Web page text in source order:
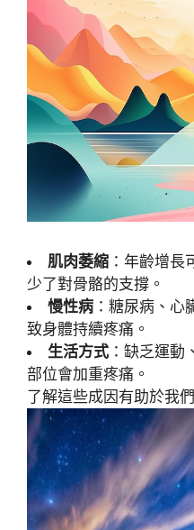
肌肉萎縮 ：年齡增
少了對骨骼的支撐。
慢性病 ：糖尿病、
致身體持續疼痛。
生活方式 ：缺乏運
部位會加重疼痛。
了解這些成因有助於我